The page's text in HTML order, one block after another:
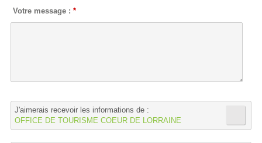
Votre message :*
J'aimerais recevoir les informations de :
OFFICE DE TOURISME COEUR DE LORRAINE